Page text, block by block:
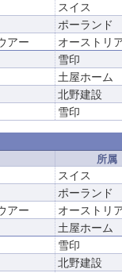
スイス
ポーランド
アー
オーストリ
雪印
土屋ホーム
北野建設
雪印
所属
スイス
ポーランド
アー
オーストリ
土屋ホーム
雪印
北野建設